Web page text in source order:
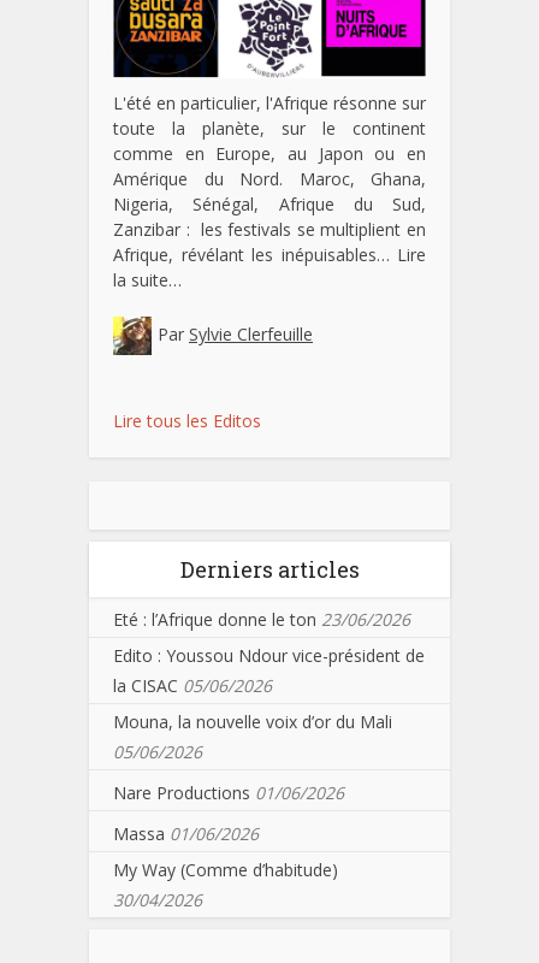
L'été en particulier, l'Afrique résonne sur
toute la planète, sur le continent
comme en Europe, au Japon ou en
Amérique du Nord. Maroc, Ghana,
Nigeria, Sénégal, Afrique du Sud,
Zanzibar : les festivals se multiplient en
Afrique, révélant les inépuisables… Lire
la suite…
Par Sylvie Clerfeuille
Lire tous les Editos
Derniers articles
Eté : l’Afrique donne le ton 23/06/2026
Edito : Youssou Ndour vice-président de
la CISAC 05/06/2026
Mouna, la nouvelle voix d’or du Mali
05/06/2026
Nare Productions 01/06/2026
Massa 01/06/2026
My Way (Comme d’habitude)
30/04/2026